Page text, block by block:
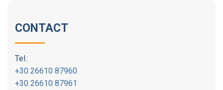
CONTACT
Tel.:
+30 26610 87960
+30 26610 87961